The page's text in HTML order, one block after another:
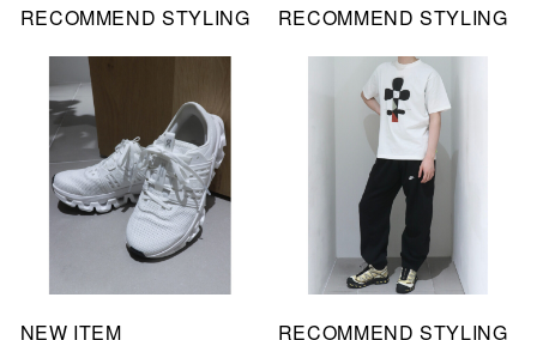
RECOMMEND STYLING RECOMMEND STYLING
NEW ITEM RECOMMEND STYLING